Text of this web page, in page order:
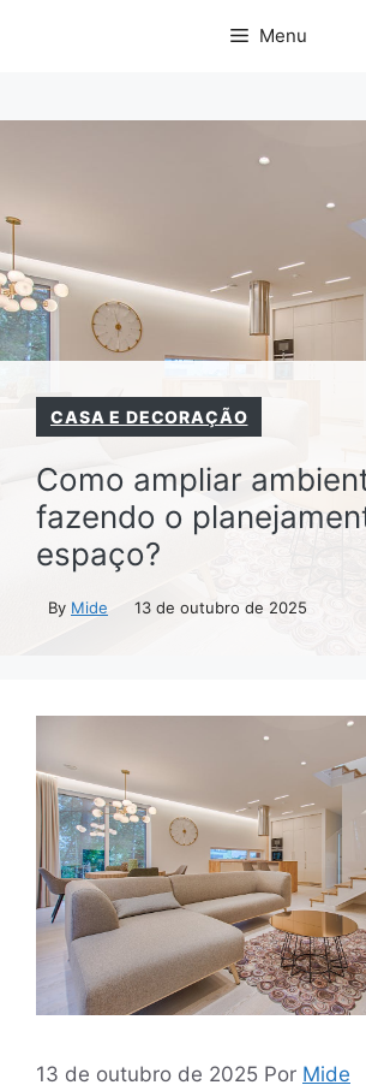
Menu
CASA E DECORAÇÃO
Como ampliar
fazendo o
espaço?
By Mide 13 de outubro de 2025
13 de outubro de 2025 Por Mide